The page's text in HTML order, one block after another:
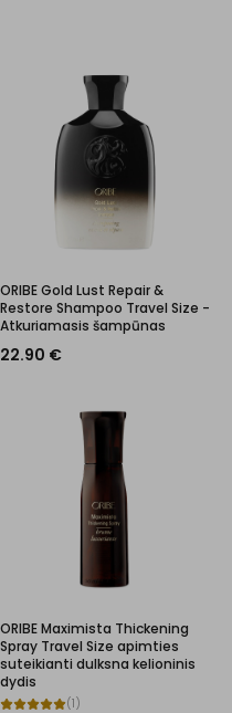
ORIBE Gold Lust Repair &
Restore Shampoo Travel Size -
Atkuriamasis šampūnas
22.90 €
ORIBE Maximista Thickening
Spray Travel Size apimties
suteikianti dulksna kelioninis
dydis
(1 )